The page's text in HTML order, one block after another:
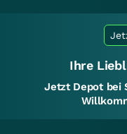
Ihre
Jetzt Depot bei